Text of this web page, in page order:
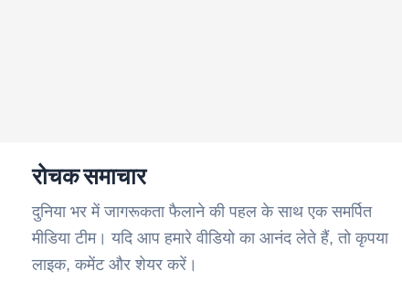
रोचक समाचार
दुनिया भर में जागरूकता फैलाने की पहल के साथ एक समर्पित
मीडिया टीम। यदि आप हमारे वीडियो का आनंद लेते हैं, तो कृपया
लाइक, कमेंट और शेयर करें।